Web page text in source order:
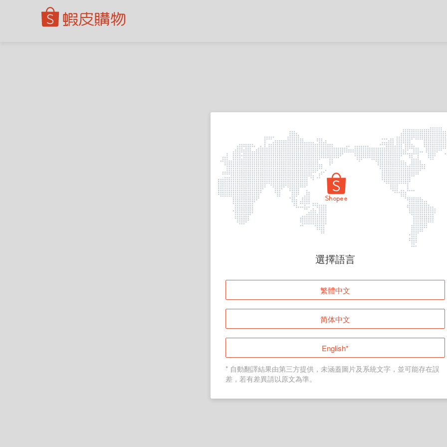
頁面無法顯示
登入
返回首頁
選擇語言
繁體中文
简体中文
English*
* 自動翻譯結果由第三方提供，未涵蓋圖片及系統文字，並可能存在誤
差，若有差異請以原文為準。